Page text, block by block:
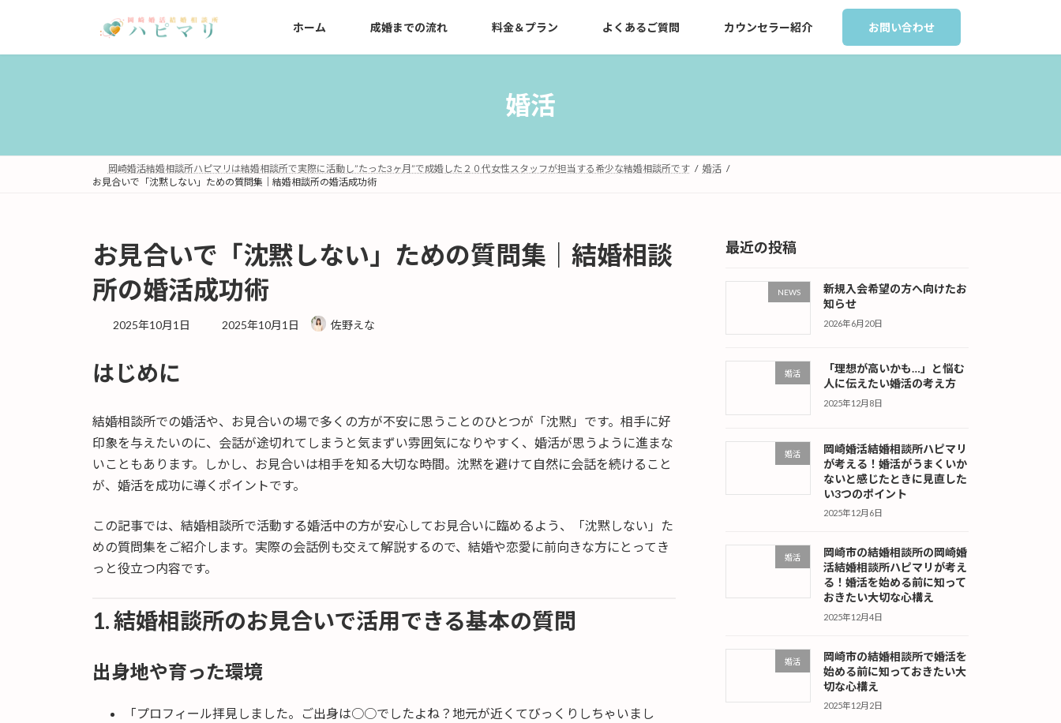
ッ
移
ホーム 成婚までの流れ 料金＆プラン よくあるご質問 カウンセラー紹介 お問い合わせ
婚活
岡崎婚活結婚相談所ハピマリは結婚相談所で実際に活動し”たった3ヶ月”で成婚した２０代女性スタッフが担当する希少な結婚相談所です
婚活
お見合いで「沈黙しない」ための質問集｜結婚相談所の婚活成功術
お見合いで「沈黙しない」ための質問集｜結婚相談
所の婚活成功術
2025年10月1日
最
2025年10月1日 佐野えな
はじめに
結婚相談所での婚活や、お見合いの場で多くの方が不安に思うことのひとつが「沈黙」です。相手に好
印象を与えたいのに、会話が途切れてしまうと気まずい雰囲気になりやすく、婚活が思うように進まな
いこともあります。しかし、お見合いは相手を知る大切な時間。沈黙を避けて自然に会話を続けること
が、婚活を成功に導くポイントです。
この記事では、結婚相談所で活動する婚活中の方が安心してお見合いに臨めるよう、「沈黙しない」た
めの質問集をご紹介します。実際の会話例も交えて解説するので、結婚や恋愛に前向きな方にとってき
っと役立つ内容です。
1. 結婚相談所のお見合いで活用できる基本の質問
出身地や育った環境
「プロフィール拝見しました。ご出身は○○でしたよね？地元が近くてびっくりしちゃいまし
最近の投稿
NEWS
新規入会希望の方へ向けたお
知らせ
2026年6月20日
婚活
「理想が高いかも…」と悩む
人に伝えたい婚活の考え方
2025年12月8日
婚活
岡崎婚活結婚相談所ハピマリ
が考える！婚活がうまくいか
ないと感じたときに見直した
い3つのポイント
2025年12月6日
婚活
岡崎市の結婚相談所の岡崎婚
活結婚相談所ハピマリが考え
る！婚活を始める前に知って
おきたい大切な心構え
2025年12月4日
婚活
岡崎市の結婚相談所で婚活を
始める前に知っておきたい大
切な心構え
2025年12月2日